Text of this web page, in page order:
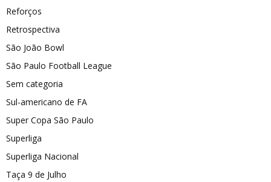
Reforços
Retrospectiva
São João Bowl
São Paulo Football League
Sem categoria
Sul-americano de FA
Super Copa São Paulo
Superliga
Superliga Nacional
Taça 9 de Julho